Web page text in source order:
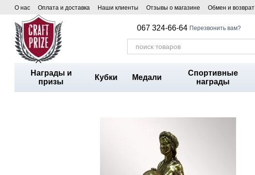
Перейти к основному контенту
О нас Оплата и доставка Наши клиенты Отзывы о магазине Обмен и возврат
067 324-66-64 Перезвонить вам?
Награды и
призы
Кубки Медали
Спортивные
награды